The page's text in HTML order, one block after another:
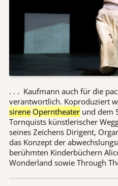
. . . Kaufmann auch für die
verantwortlich. Koproduziert
sirene Operntheaterund dem
Tornquists künstlerischer
seines Zeichens Dirigent,
das Konzept der
berühmten Kinderbüchern
Wonderland sowie Through